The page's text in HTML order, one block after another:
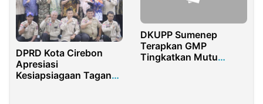
DPRD Kota Cirebon
Apresiasi
Kesiapsiagaan Tagana
DKUPP Sumenep
Terapkan GMP
Tingkatkan Mutu